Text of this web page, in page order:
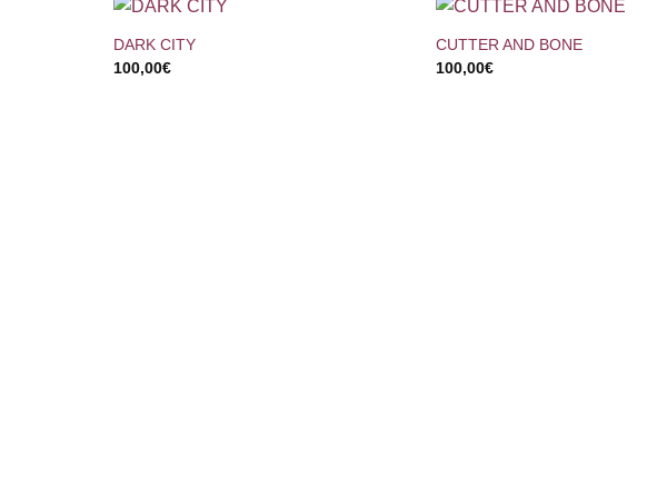
DARK CITY
100,00€
CUTTER AND BONE
100,00€